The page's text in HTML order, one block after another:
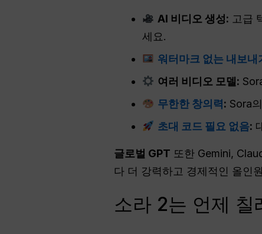
AI 비디오 생성: 고급
세요.
워터마크 없는 내보내
여러 비디오 모델:
무한한 창의력: Sora
초대 코드 필요 없음:
글로벌 GPT 또한 Gemini,
다 더 강력하고 경제적인 올인
소라 2는 언제 칠